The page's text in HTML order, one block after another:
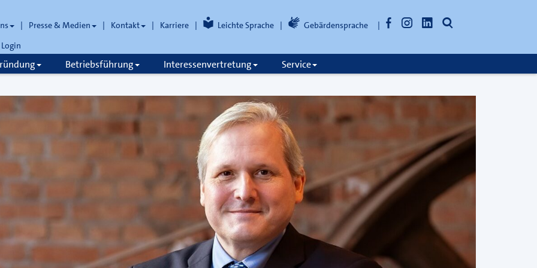
Presse & Medien Kontakt Karriere Leichte Sprache Gebärdensprache FacebookInstagramLinkedInSuche
Login
Betriebsführung Interessenvertretung Service